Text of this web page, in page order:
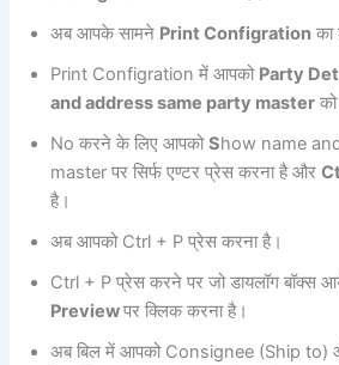
अब आपके सामने Print Configration का
Print Configration में आपको Party
and address same party master को
No करने के लिए आपकोShow name
master पर सिर्फ एण्टर प्रेस करना है और
है।
अब आपको Ctrl + P प्रेस करना है।
Ctrl + P प्रेस करने पर जो डायलॉग बॉक्स
Previewपर क्लिक करना है।
अब बिल में आपको Consignee (Ship to)